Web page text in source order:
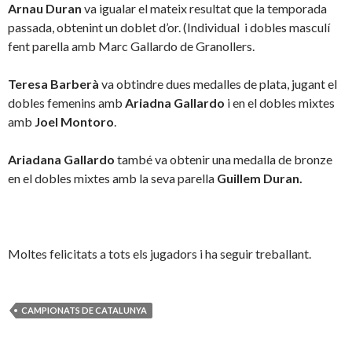
Arnau Duran va igualar el mateix resultat que la temporada
passada, obtenint un doblet d’or. (Individual i dobles masculí
fent parella amb Marc Gallardo de Granollers.
Teresa Barberà va obtindre dues medalles de plata, jugant el
dobles femenins amb Ariadna Gallardo i en el dobles mixtes
amb Joel Montoro.
Ariadana Gallardo també va obtenir una medalla de bronze
en el dobles mixtes amb la seva parella Guillem Duran.
Moltes felicitats a tots els jugadors i ha seguir treballant.
CAMPIONATS DE CATALUNYA